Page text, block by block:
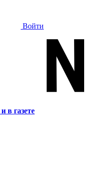
Войти
и в газете